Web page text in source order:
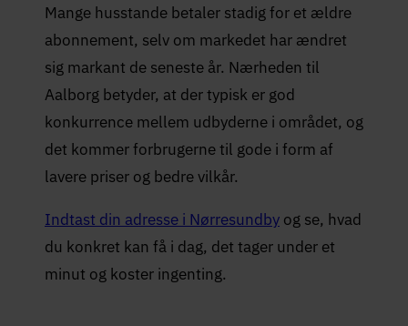
Mange husstande betaler stadig for et ældre
abonnement, selv om markedet har ændret
sig markant de seneste år. Nærheden til
Aalborg betyder, at der typisk er god
konkurrence mellem udbyderne i området, og
det kommer forbrugerne til gode i form af
lavere priser og bedre vilkår.
Indtast din adresse i Nørresundby og se, hvad
du konkret kan få i dag, det tager under et
minut og koster ingenting.